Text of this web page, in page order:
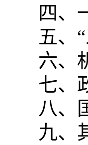
四、
五、
六、
七、
八、
九、